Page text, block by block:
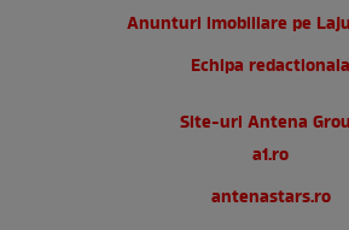
Anunturi imobiliare pe
Echipa redactionala
Site-uri Antena
a1.ro
antenastars.ro